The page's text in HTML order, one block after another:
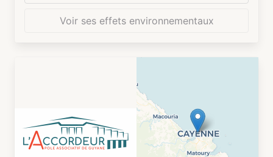
Voir ses effets environnementaux